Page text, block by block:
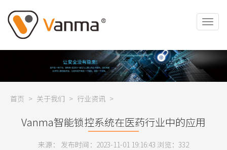
首页 > 关于我们 > 行业资讯 >
Vanma智能锁控系统在医药行业中的应用
来源： 发布时间：2023-11-01 19:16:43 浏览： 332